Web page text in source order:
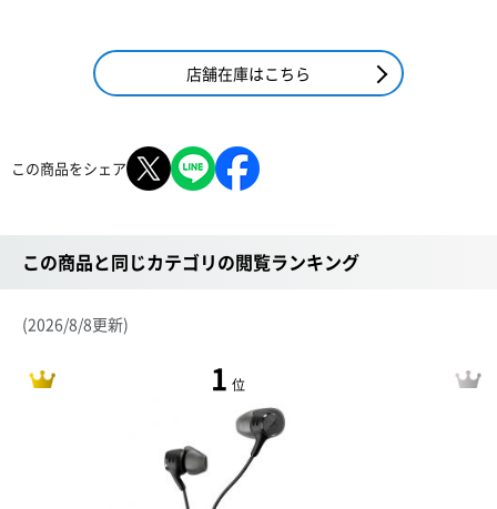
店舗在庫はこちら
この商品をシェア
この商品と同じカテゴリの閲覧ランキング
(2026/8/8更新)
1 位